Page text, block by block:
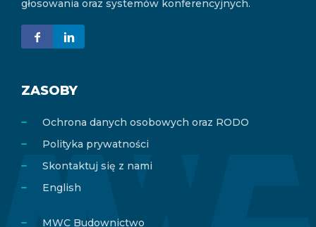
głosowania oraz systemów konferencyjnych.
ZASOBY
Ochrona danych osobowych oraz RODO
Polityka prywatności
Skontaktuj się z nami
English
MWC Budownictwo